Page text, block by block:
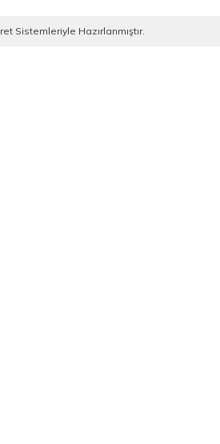
Sistemleriyle Hazırlanmıştır.